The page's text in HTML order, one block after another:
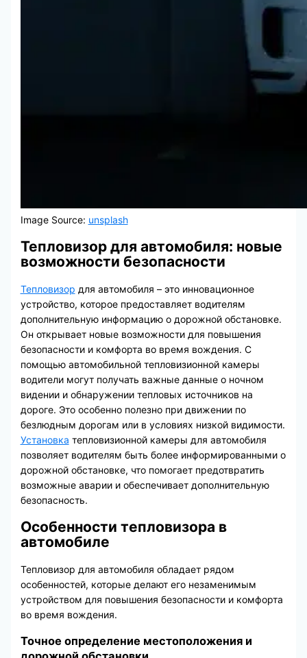
Image Source: unsplash
Тепловизор для автомобиля: новые
возможности безопасности
Тепловизор для автомобиля – это инновационное
устройство, которое предоставляет водителям
дополнительную информацию о дорожной обстановке.
Он открывает новые возможности для повышения
безопасности и комфорта во время вождения. С
помощью автомобильной тепловизионной камеры
водители могут получать важные данные о ночном
видении и обнаружении тепловых источников на
дороге. Это особенно полезно при движении по
безлюдным дорогам или в условиях низкой видимости.
Установка тепловизионной камеры для автомобиля
позволяет водителям быть более информированными о
дорожной обстановке, что помогает предотвратить
возможные аварии и обеспечивает дополнительную
безопасность.
Особенности тепловизора в
автомобиле
Тепловизор для автомобиля обладает рядом
особенностей, которые делают его незаменимым
устройством для повышения безопасности и комфорта
во время вождения.
Точное определение местоположения и